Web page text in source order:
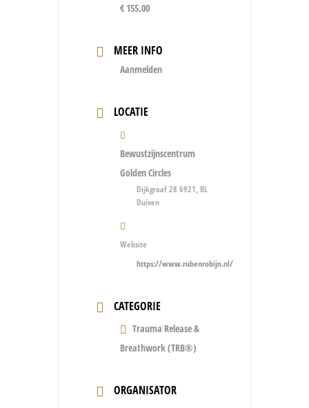
€ 155,00
MEER INFO
Aanmelden
LOCATIE
Bewustzijnscentrum
Golden Circles
Dijkgraaf 28 6921, RL
Duiven
Website
https://www.rubenrobijn.nl/
CATEGORIE
Trauma Release &
Breathwork (TRB®)
ORGANISATOR